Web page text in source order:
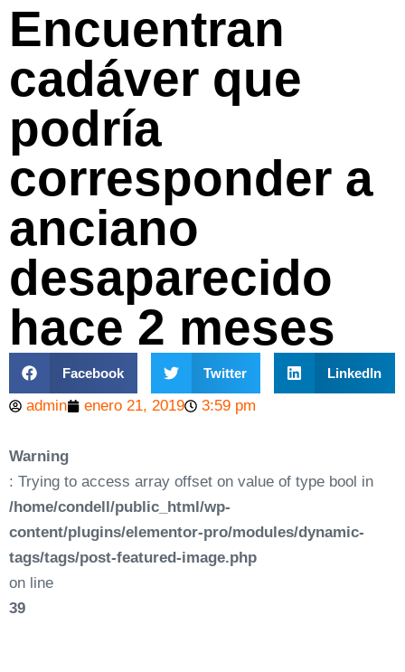
Encuentran
cadáver que
podría
corresponder a
anciano
desaparecido
hace 2 meses
Facebook Twitter LinkedIn
admin enero 21, 2019 3:59 pm
Warning
: Trying to access array offset on value of type bool in
/home/condell/public_html/wp-
content/plugins/elementor-pro/modules/dynamic-
tags/tags/post-featured-image.php
on line
39